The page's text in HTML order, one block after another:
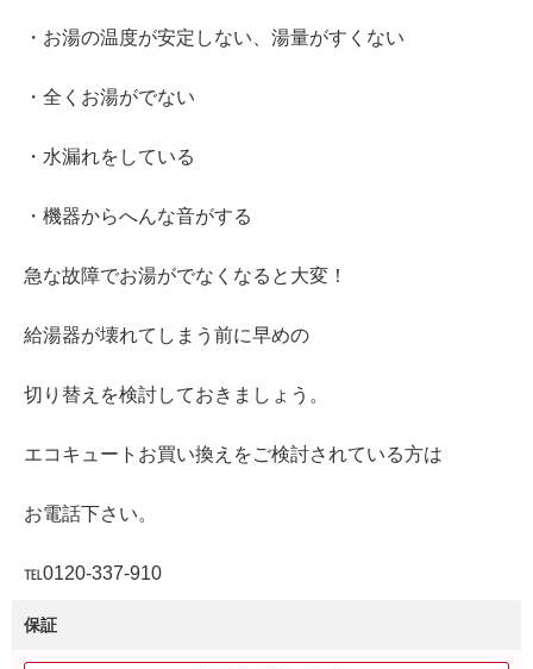
・お湯の温度が安定しない、湯量がすくない
・全くお湯がでない
・水漏れをしている
・機器からへんな音がする
急な故障でお湯がでなくなると大変！
給湯器が壊れてしまう前に早めの
切り替えを検討しておきましょう。
エコキュートお買い換えをご検討されている方は
お電話下さい。
℡0120-337-910
保証